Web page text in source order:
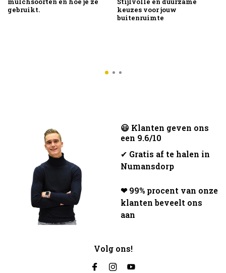
gebruikt.
keuzes voor jouw
buitenruimte
😃 Klanten geven ons
een 9.6/10
✔ Gratis af te halen in
Numansdorp
❤ 99% procent van onze
klanten beveelt ons
aan
Volg ons!